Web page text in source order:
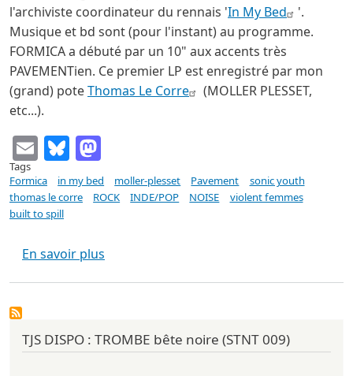
l'archiviste coordinateur du rennais 'In My Bed
'.
Musique et bd sont (pour l'instant) au programme.
FORMICA a débuté par un 10" aux accents très
PAVEMENTien. Ce premier LP est enregistré par mon
(grand) poteThomas Le Corre
(MOLLER PLESSET,
etc...).
EmailBluesky
Tags
Formica
in my bed moller-plesset Pavement
sonic youth
thomas le corre
ROCK INDE/POP NOISE
violent femmes
built to spill
En savoir plus
TJS DISPO : TROMBE bête noire (STNT 009)